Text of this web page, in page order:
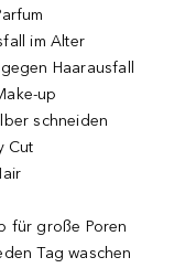
im Alter
Haarausfall
up
schneiden
Cut
für große Poren
Tag waschen